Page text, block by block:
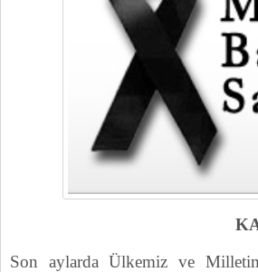
Son aylarda Ülkemiz ve